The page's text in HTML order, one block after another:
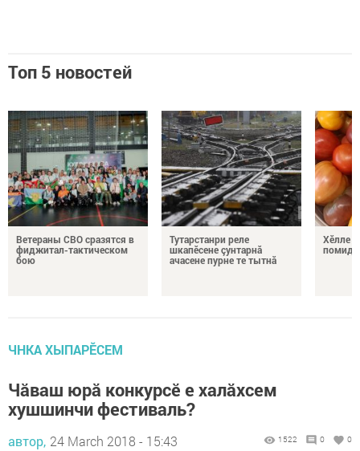
Топ 5 новостей
Ветераны СВО сразятся в
фиджитал-тактическом
бою
Тутарстанри реле
шкапӗсене çунтарнă
ачасене пурне те тытнă
Хӗлле
ЧНКА ХЫПАРӖСЕМ
Чăваш юрă конкурсӗ е халăхсем
хушшинчи фестиваль?
автор, 24 March 2018 - 15:43 1522 0 0